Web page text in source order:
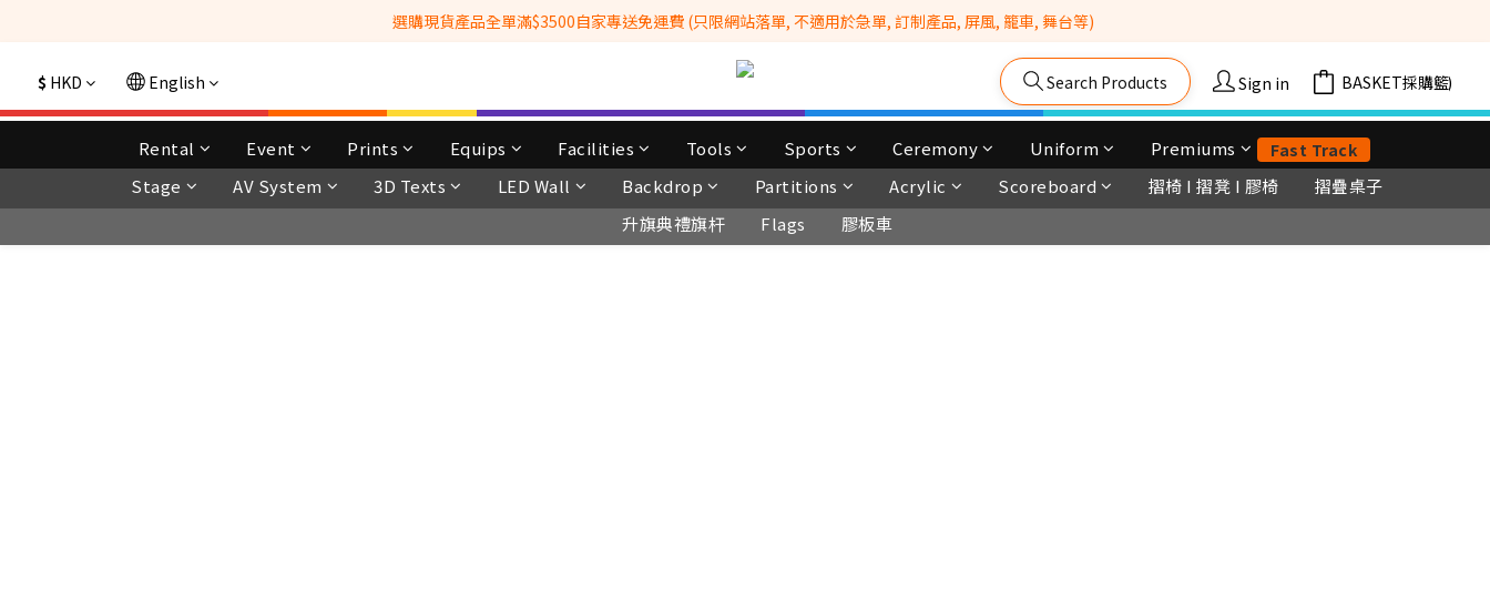
全港No.1一站式設備租售及採購服務供應商
選購現貨產品全單滿$3500自家專送免運費 (只限網站落單, 不適用於急單, 訂制產品, 屏風, 籠車, 舞台等)
Whatsapp: 66962838 | 電話: 21153328 | 報價: info@hkbasket.com
全港No.1一站式設備租售及採購服務供應商
$ HKD English Search Products Sign in Cart(0)
Rental Event Prints Equips Facilities Tools Sports Ceremony Uniform Premiums Fast Track
Stage AV System 3D Texts LED Wall Backdrop Partitions Acrylic Scoreboard 摺椅 I 摺凳 I 膠椅
摺疊桌子
升旗典禮旗杆
Flags 膠板車